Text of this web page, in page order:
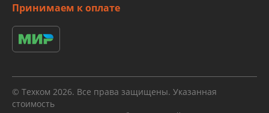
Принимаем к оплате
© Техком 2026. Все права защищены. Указанная
стоимость